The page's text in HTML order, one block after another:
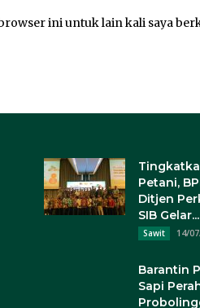
ini untuk lain kali saya
Petani,
Ditjen
SIB Gelar...
Sawit 14/
Barantin
Sapi